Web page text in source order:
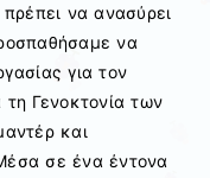
να ανασύρει
να
για τον
Γενοκτονία των
και
σε ένα έντονα